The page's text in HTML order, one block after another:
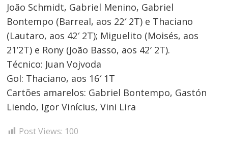
João Schmidt, Gabriel Menino, Gabriel
Bontempo (Barreal, aos 22′ 2T) e Thaciano
(Lautaro, aos 42′ 2T); Miguelito (Moisés, aos
21’2T) e Rony (João Basso, aos 42′ 2T).
Técnico: Juan Vojvoda
Gol: Thaciano, aos 16′ 1T
Cartões amarelos: Gabriel Bontempo, Gastón
Liendo, Igor Vinícius, Vini Lira
Post Views: 100